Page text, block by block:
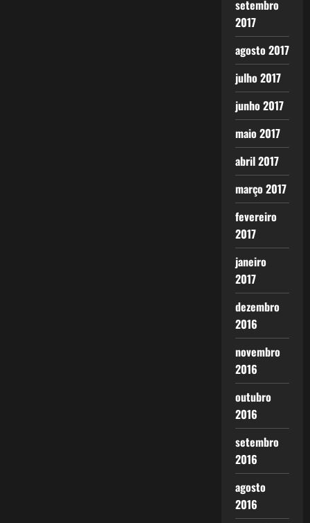
setembro
2017
agosto 2017
julho 2017
junho 2017
maio 2017
abril 2017
março 2017
fevereiro
2017
janeiro
2017
dezembro
2016
novembro
2016
outubro
2016
setembro
2016
agosto
2016